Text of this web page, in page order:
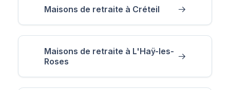
Maisons de retraite à Créteil
Maisons de retraite à L'Haÿ-les-
Roses